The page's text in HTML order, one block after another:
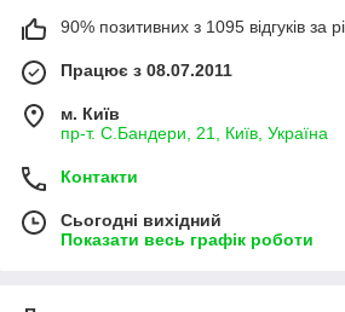
90% позитивних з 1095 відгуків за
Працює з 08.07.2011
м. Київ
пр-т. С.Бандери, 21, Київ, Україна
Контакти
Сьогодні вихідний
Показати весь графік роботи